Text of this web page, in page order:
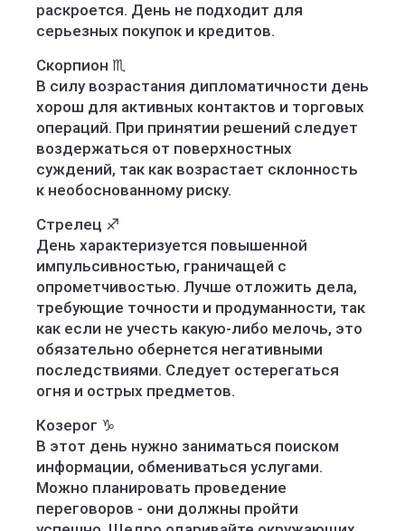
раскроется. День не подходит для
серьезных покупок и кредитов.
Скорпион ♏️
В силу возрастания дипломатичности день
хорош для активных контактов и торговых
операций. При принятии решений следует
воздержаться от поверхностных
суждений, так как возрастает склонность
к необоснованному риску.
Стрелец ♐️
День характеризуется повышенной
импульсивностью, граничащей с
опрометчивостью. Лучше отложить дела,
требующие точности и продуманности, так
как если не учесть какую-либо мелочь, это
обязательно обернется негативными
последствиями. Следует остерегаться
огня и острых предметов.
Козерог ♑️
В этот день нужно заниматься поиском
информации, обмениваться услугами.
Можно планировать проведение
переговоров - они должны пройти